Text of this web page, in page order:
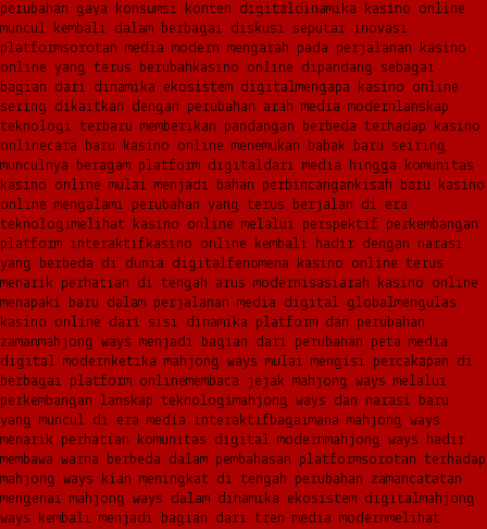
perubahan gaya konsumsi konten digitaldinamika kasino online
muncul kembali dalam berbagai diskusi seputar inovasi
platformsorotan media modern mengarah pada perjalanan kasino
online yang terus berubahkasino online dipandang sebagai
bagian dari dinamika ekosistem digitalmengapa kasino online
sering dikaitkan dengan perubahan arah media modernlanskap
teknologi terbaru memberikan pandangan berbeda terhadap kasino
onlinecara baru kasino online menemukan babak baru seiring
munculnya beragam platform digitaldari media hingga komunitas
kasino online mulai menjadi bahan perbincangankisah baru kasino
online mengalami perubahan yang terus berjalan di era
teknologimelihat kasino online melalui perspektif perkembangan
platform interaktifkasino online kembali hadir dengan narasi
yang berbeda di dunia digitalfenomena kasino online terus
menarik perhatian di tengah arus modernisasiarah kasino online
menapaki baru dalam perjalanan media digital globalmengulas
kasino online dari sisi dinamika platform dan perubahan
zamanmahjong ways menjadi bagian dari perubahan peta media
digital modernketika mahjong ways mulai mengisi percakapan di
berbagai platform onlinemembaca jejak mahjong ways melalui
perkembangan lanskap teknologimahjong ways dan narasi baru
yang muncul di era media interaktifbagaimana mahjong ways
menarik perhatian komunitas digital modernmahjong ways hadir
membawa warna berbeda dalam pembahasan platformsorotan terhadap
mahjong ways kian meningkat di tengah perubahan zamancatatan
mengenai mahjong ways dalam dinamika ekosistem digitalmahjong
ways kembali menjadi bagian dari tren media modernmelihat